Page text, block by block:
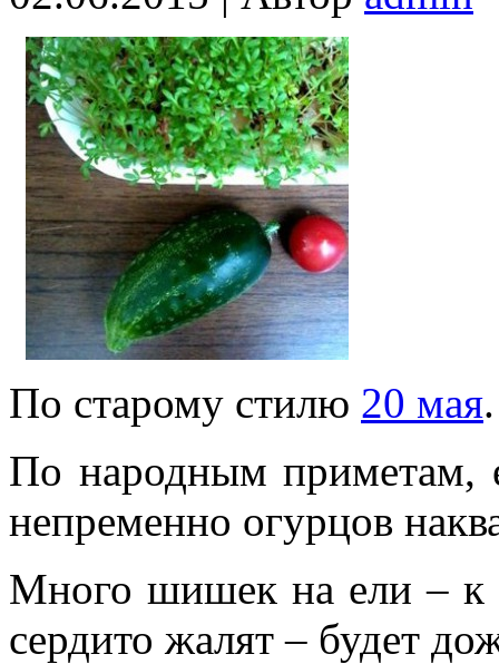
По старому стилю 20 мая.
По народным приметам,
непременно огурцов
Много шишек на ели – к
сердито жалят – будет